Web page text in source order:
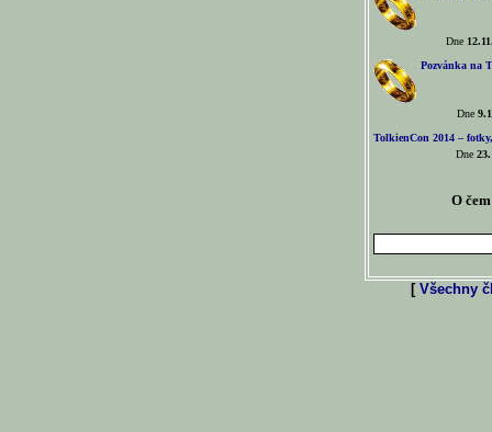
Dne
Pozvánka na
Dne
TolkienCon 2014 –
Dne
O
[ Všechny